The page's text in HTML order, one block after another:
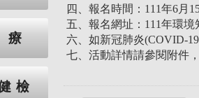
檢
四、報名時間：111年6月
五、報名網址：111年環境
六、如新冠肺炎(COVID-
七、活動詳情請參閱附件